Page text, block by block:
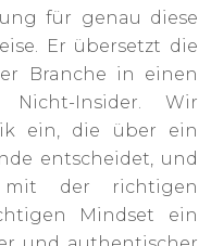
für genau diese
Er übersetzt die
Branche in einen
Insider. Wir
ein, die über ein
entscheidet, und
der richtigen
Mindset ein